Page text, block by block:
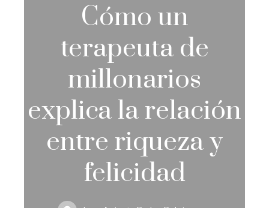
Cómo un
terapeuta de
millonarios
explica la relación
entre riqueza y
felicidad